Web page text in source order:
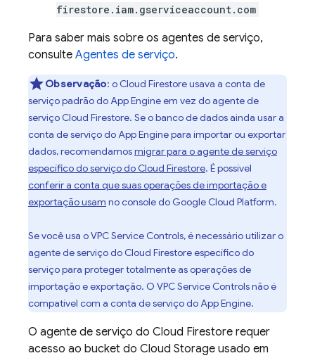
firestore.iam.gserviceaccount.com
Para saber mais sobre os agentes de serviço,
consulte Agentes de serviço.
Observação: o Cloud Firestoreusava a conta de
serviço padrão doApp Engineem vez do agente de
serviço Cloud Firestore. Se o banco de dados ainda usar a
conta de serviço doApp Enginepara importar ou exportar
dados, recomendamosmigrar para o agente de serviço
específico do serviço do Cloud Firestore. É possível
conferir a conta que suas operações de importação e
exportação usam no console do Google Cloud Platform.
Se você usa o VPC Service Controls, é necessário utilizar o
agente de serviço do Cloud Firestoreespecífico do
serviço para proteger totalmente as operações de
importação e exportação. O VPC Service Controls não é
compatível com a conta de serviço doApp Engine.
O agente de serviço do Cloud Firestore requer
acesso ao bucket do Cloud Storage usado em